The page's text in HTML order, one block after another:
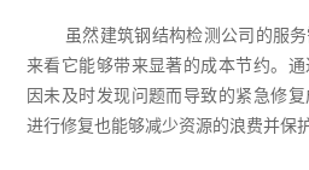
虽然建筑钢结构检测公司的服
来看它能够带来显著的成本节约。
因未及时发现问题而导致的紧急修
进行修复也能够减少资源的浪费并保